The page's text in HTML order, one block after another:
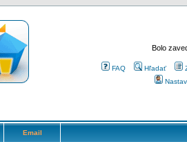
Bolo
FAQ Hľadať
Email